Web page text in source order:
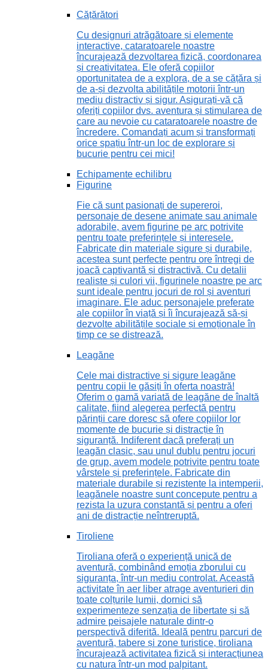
Cățărători
Cu designuri atrăgătoare și elemente
interactive, cataratoarele noastre
încurajează dezvoltarea fizică, coordonarea
și creativitatea. Ele oferă copiilor
oportunitatea de a explora, de a se cățăra și
de a-și dezvolta abilitățile motorii într-un
mediu distractiv și sigur. Asigurați-vă că
oferiți copiilor dvs. aventura și stimularea de
care au nevoie cu cataratoarele noastre de
încredere. Comandați acum și transformați
orice spațiu într-un loc de explorare și
bucurie pentru cei mici!
Echipamente echilibru
Figurine
Fie că sunt pasionați de supereroi,
personaje de desene animate sau animale
adorabile, avem figurine pe arc potrivite
pentru toate preferințele și interesele.
Fabricate din materiale sigure și durabile,
acestea sunt perfecte pentru ore întregi de
joacă captivantă și distractivă. Cu detalii
realiste și culori vii, figurinele noastre pe arc
sunt ideale pentru jocuri de rol și aventuri
imaginare. Ele aduc personajele preferate
ale copiilor în viață și îi încurajează să-și
dezvolte abilitățile sociale și emoționale în
timp ce se distrează.
Leagăne
Cele mai distractive și sigure leagăne
pentru copii le găsiți în oferta noastră!
Oferim o gamă variată de leagăne de înaltă
calitate, fiind alegerea perfectă pentru
părinții care doresc să ofere copiilor lor
momente de bucurie și distracție în
siguranță. Indiferent dacă preferați un
leagăn clasic, sau unul dublu pentru jocuri
de grup, avem modele potrivite pentru toate
vârstele și preferințele. Fabricate din
materiale durabile și rezistente la intemperii,
leagănele noastre sunt concepute pentru a
rezista la uzura constantă și pentru a oferi
ani de distracție neîntreruptă.
Tiroliene
Tiroliana oferă o experiență unică de
aventură, combinând emoția zborului cu
siguranța, într-un mediu controlat. Această
activitate în aer liber atrage aventurieri din
toate colțurile lumii, dornici să
experimenteze senzația de libertate și să
admire peisajele naturale dintr-o
perspectivă diferită. Ideală pentru parcuri de
aventură, tabere și zone turistice, tiroliana
încurajează activitatea fizică și interacțiunea
cu natura într-un mod palpitant.